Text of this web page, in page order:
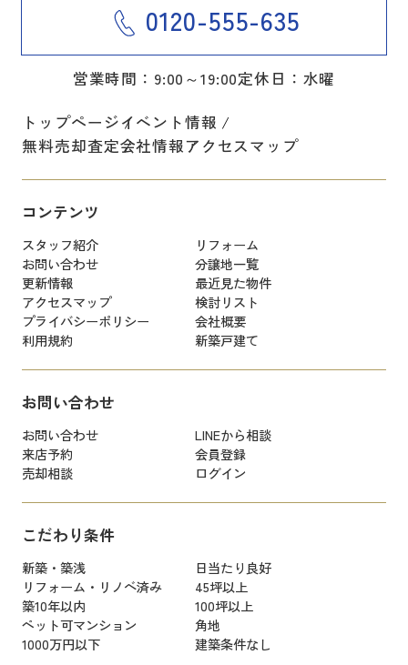
0120-555-635
営業時間：9:00～19:00定休日：水曜
トップページイベント情報
無料売却査定会社情報アクセスマップ
コンテンツ
スタッフ紹介
リフォーム
お問い合わせ
分譲地一覧
更新情報
最近見た物件
アクセスマップ
検討リスト
プライバシーポリシー
会社概要
利用規約
新築戸建て
お問い合わせ
お問い合わせ
LINEから相談
来店予約
会員登録
売却相談
ログイン
こだわり条件
新築・築浅
日当たり良好
リフォーム・リノベ済み
45坪以上
築10年以内
100坪以上
ペット可マンション
角地
1000万円以下
建築条件なし